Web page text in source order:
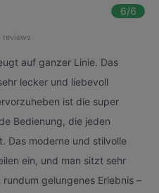
6/6
reviews
auf ganzer Linie. Das
lecker und liebevoll
ist die super
Bedienung, die jeden
Das moderne und stilvolle
ein, und man sitzt sehr
gelungenes Erlebnis –